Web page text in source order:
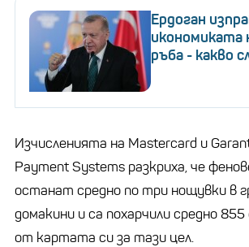
Ердоган
икономиката
ръба - какво
Изчисленията на Mastercard и
Payment Systems разкриха, че
останат средно по три нощувки в
домакини и са похарчили средно 855
от картата си за тази цел.